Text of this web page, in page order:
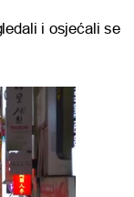
i osjećali se